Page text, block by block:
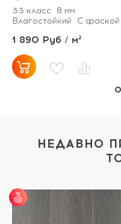
33 класс
8 мм
Влагостойкий
С фаской
1 890 Руб / м²
НЕДАВНО
от 25 м² - скидка 7%;